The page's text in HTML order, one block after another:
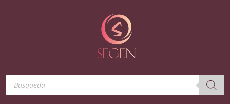
Búsqueda
productos